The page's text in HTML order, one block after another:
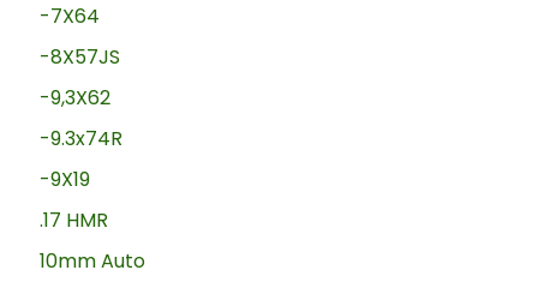
-7X64
-8X57JS
-9,3X62
-9.3x74R
-9X19
.17 HMR
10mm Auto